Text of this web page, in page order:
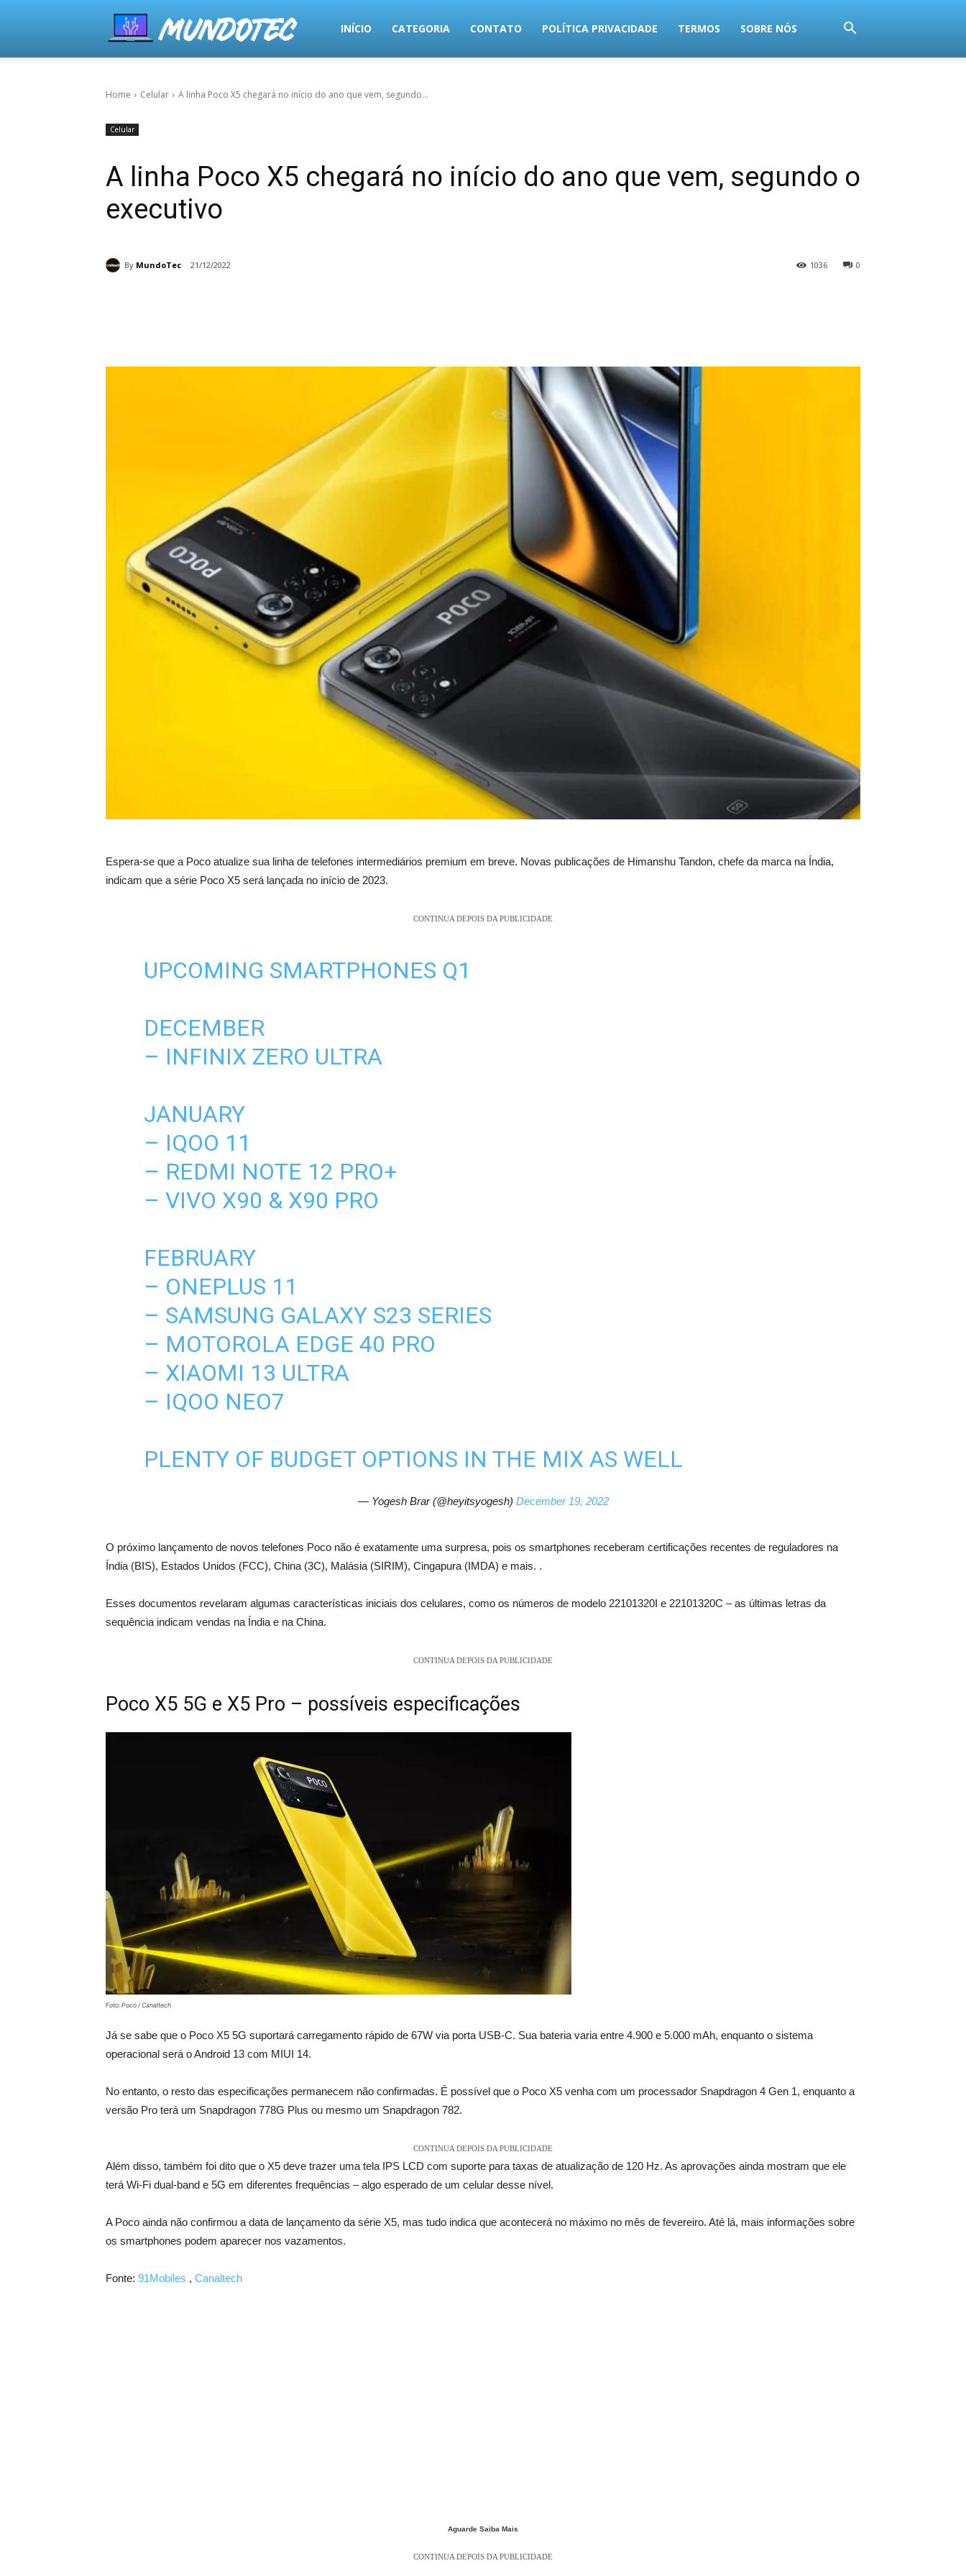
MundoTec
INÍCIO CATEGORIA CONTATO POLÍTICA PRIVACIDADE TERMOS SOBRE NÓS
Home Celular A linha Poco X5 chegará no início do ano que vem, segundo...
Celular
A linha Poco X5 chegará no início do ano que vem, segundo o
executivo
By MundoTec 21/12/2022 0
1036
Espera-se que a Poco atualize sua linha de telefones intermediários premium em breve. Novas publicações de Himanshu Tandon, chefe da marca na Índia,
indicam que a série Poco X5 será lançada no início de 2023.
CONTINUA DEPOIS DA PUBLICIDADE
UPCOMING SMARTPHONES Q1
DECEMBER
– INFINIX ZERO ULTRA
JANUARY
– IQOO 11
– REDMI NOTE 12 PRO+
– VIVO X90 & X90 PRO
FEBRUARY
– ONEPLUS 11
– SAMSUNG GALAXY S23 SERIES
– MOTOROLA EDGE 40 PRO
– XIAOMI 13 ULTRA
– IQOO NEO7
PLENTY OF BUDGET OPTIONS IN THE MIX AS WELL
— Yogesh Brar (@heyitsyogesh) December 19, 2022
O próximo lançamento de novos telefones Poco não é exatamente uma surpresa, pois os smartphones receberam certificações recentes de reguladores na
Índia (BIS), Estados Unidos (FCC), China (3C), Malásia (SIRIM), Cingapura (IMDA) e mais. .
Esses documentos revelaram algumas características iniciais dos celulares, como os números de modelo 22101320I e 22101320C – as últimas letras da
sequência indicam vendas na Índia e na China.
CONTINUA DEPOIS DA PUBLICIDADE
Poco X5 5G e X5 Pro – possíveis especificações
Foto: Poco / Canaltech
Já se sabe que o Poco X5 5G suportará carregamento rápido de 67W via porta USB-C. Sua bateria varia entre 4.900 e 5.000 mAh, enquanto o sistema
operacional será o Android 13 com MIUI 14.
No entanto, o resto das especificações permanecem não confirmadas. É possível que o Poco X5 venha com um processador Snapdragon 4 Gen 1, enquanto a
versão Pro terá um Snapdragon 778G Plus ou mesmo um Snapdragon 782.
CONTINUA DEPOIS DA PUBLICIDADE
Além disso, também foi dito que o X5 deve trazer uma tela IPS LCD com suporte para taxas de atualização de 120 Hz. As aprovações ainda mostram que ele
terá Wi-Fi dual-band e 5G em diferentes frequências – algo esperado de um celular desse nível.
A Poco ainda não confirmou a data de lançamento da série X5, mas tudo indica que acontecerá no máximo no mês de fevereiro. Até lá, mais informações sobre
os smartphones podem aparecer nos vazamentos.
Fonte: 91Mobiles , Canaltech
Aguarde Saiba Mais
CONTINUA DEPOIS DA PUBLICIDADE